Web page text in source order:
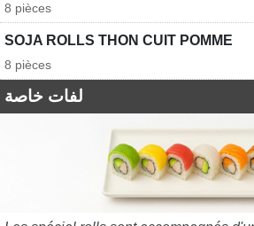
8 pièces
SOJA ROLLS THON CUIT POMME
8 pièces
لفات خاصة